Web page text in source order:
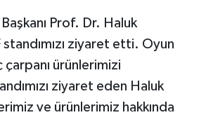
Prof. Dr. Haluk
standımızı ziyaret etti. Oyun
ürünlerimizi
ziyaret eden Haluk
ve ürünlerimiz hakkında